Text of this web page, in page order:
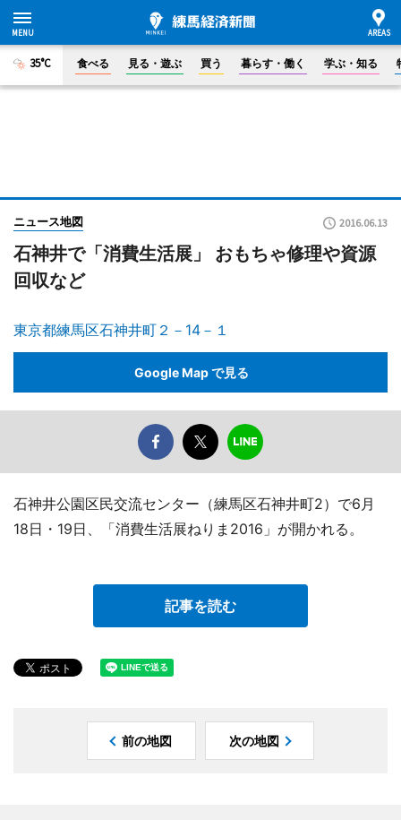
35°C 食べる 見る・遊ぶ 買う 暮らす・働く 学ぶ・知る
ニュース地図 2016.06.13
石神井で「消費生活展」 おもちゃ修理や資源
回収など
東京都練馬区石神井町２－14－１
Google Map で見る
石神井公園区民交流センター（練馬区石神井町2）で6月
18日・19日、「消費生活展ねりま2016」が開かれる。
記事を読む
前の地図 次の地図